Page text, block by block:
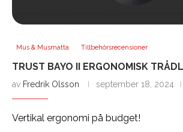
Mus & Musmatta Tillbehörsrecensioner
TRUST BAYO II ERGONOMISK
av Fredrik Olsson september 18, 2024
Vertikal ergonomi på budget!